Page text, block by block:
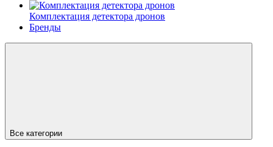
Комплектация детектора дронов
Бренды
Все категории